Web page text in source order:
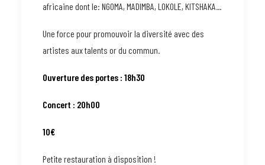
africaine dont le: NGOMA, MADIMBA, LOKOLE, KITSHAKA...
Une force pour promouvoir la diversité avec des
artistes aux talents or du commun.
Ouverture des portes : 18h30
Concert : 20h00
10€
Petite restauration à disposition !